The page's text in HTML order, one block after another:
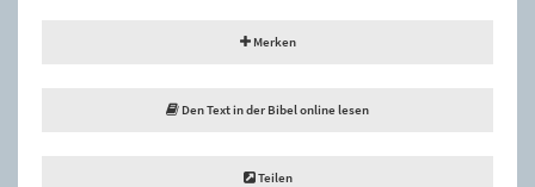
Merken
Den Text in der Bibel online lesen
Teilen